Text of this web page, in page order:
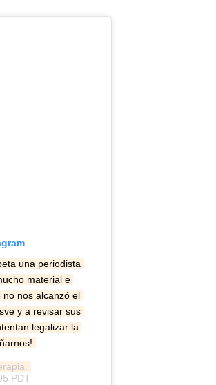
una periodista
material e
nos alcanzó el
y a revisar sus
legalizar la
PDT